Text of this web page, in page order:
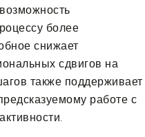
более
снижает
сдвигов на
также поддерживает
работе с